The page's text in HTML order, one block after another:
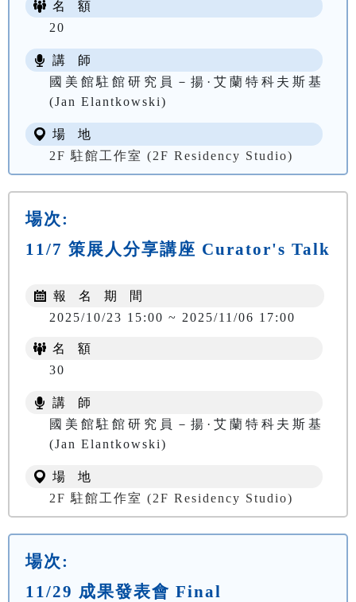
名 額
20
講 師
國美館駐館研究員－揚·艾蘭特科夫斯基
(Jan Elantkowski)
場 地
2F 駐館工作室 (2F Residency Studio)
場次:
11/7 策展人分享講座 Curator's Talk
報 名 期 間
2025/10/23 15:00 ~ 2025/11/06 17:00
名 額
30
講 師
國美館駐館研究員－揚·艾蘭特科夫斯基
(Jan Elantkowski)
場 地
2F 駐館工作室 (2F Residency Studio)
場次:
11/29 成果發表會 Final